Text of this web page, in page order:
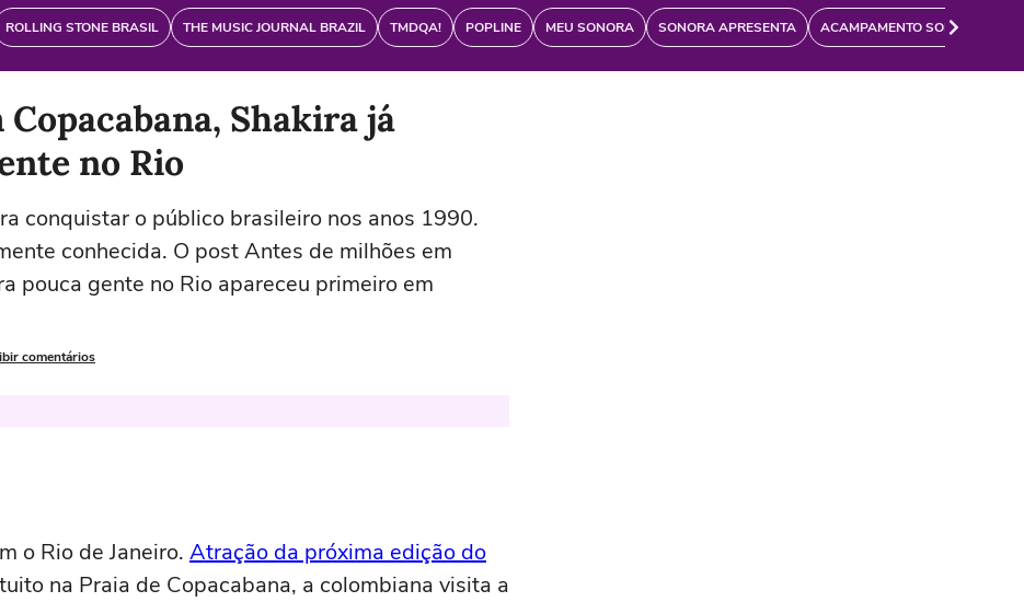
ROLLING STONE BRASIL THE MUSIC JOURNAL BRAZIL TMDQA! POPLINE MEU SONORA SONORA APRESENTA ACAMPAMENTO SONORA
Shakira já
no Rio
conquistar o público brasileiro nos anos 1990.
conhecida. O post Antes de milhões em
pouca gente no Rio apareceu primeiro em
comentários
o Rio de Janeiro. Atração da próxima edição do
na Praia de Copacabana, a colombiana visita a